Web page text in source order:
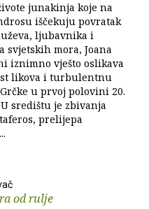
junakinja koje na
iščekuju povratak
ljubavnika i
svjetskih mora, Joana
iznimno vješto oslikava
likova i turbulentnu
u prvoj polovini 20.
središtu je zbivanja
prelijepa
od rulje